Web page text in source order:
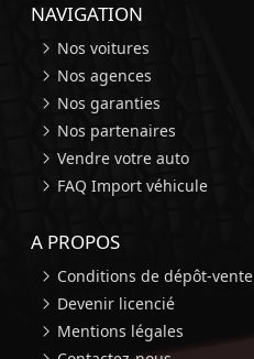
NAVIGATION
Nos voitures
Nos agences
Nos garanties
Nos partenaires
Vendre votre auto
FAQ Import véhicule
A PROPOS
Conditions de dépôt-vente
Devenir licencié
Mentions légales